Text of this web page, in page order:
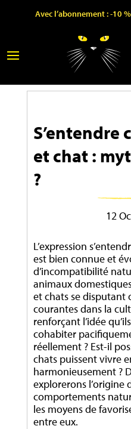
Avec l’abonnement : -10
S’entendre
et chat :
?
12
L’expression
est bien connue et
d’incompatibilité
animaux
et chats se disputant
courantes dans la
renforçant l’idée
cohabiter
réellement ? Est-il
chats puissent vivre
harmonieusement ?
explorerons l’origine
comportements
les moyens de
entre eux.